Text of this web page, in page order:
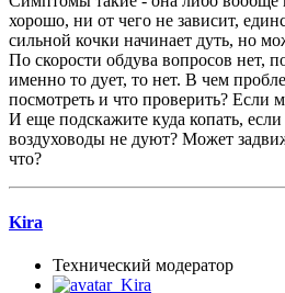
хорошо, ни от чего не зависит,
сильной кочки начинает дуть, но
По скорости обдува вопросов нет,
именно то дует, то нет. В чем
посмотреть и что проверить? Если
И еще подскажите куда копать,
воздуховоды не дуют? Может
что?
Kira
Технический модератор